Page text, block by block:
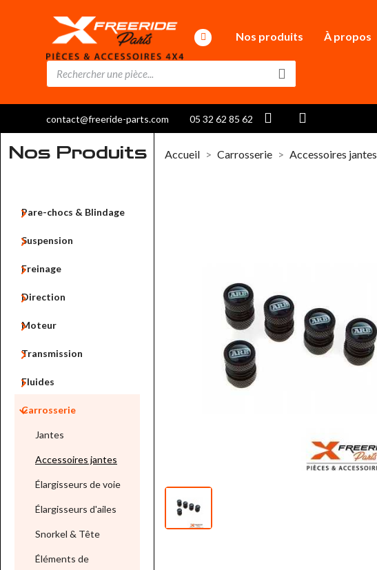
Nos produits À propos
contact@freeride-parts.com 05 32 62 85 62
Accueil Carrosserie Accessoires jantes
Nos Produits
Pare-chocs & Blindage

Suspension

Freinage

Direction

Moteur

Transmission

Fluides

Carrosserie

Jantes
Accessoires jantes
Élargisseurs de voie
Élargisseurs d'ailes
Snorkel & Tête
Éléments de